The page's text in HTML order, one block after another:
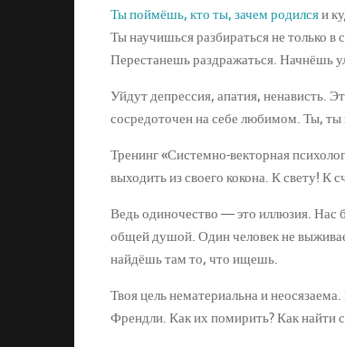
Ты поймёшь, кто ты, зачем родилсяи
Ты научишься разбираться не только
Перестанешь раздражаться. Начнёшь
Уйдут депрессия, апатия, ненависть.
сосредоточен на себе любимом. Ты, ты
Тренинг «Системно-векторная
выходить из своего кокона. К свету!
Ведь одиночество — это иллюзия. Нас
общей душой. Один человек не
найдёшь там то, что ищешь.
Твоя цель нематериальна и
Френдли. Как их помирить? Как найти